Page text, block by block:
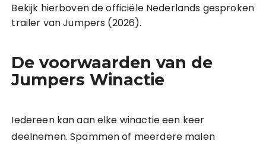
Bekijk hierboven de officiële Nederlands gesproken
trailer van Jumpers (2026).
De voorwaarden van de
Jumpers Winactie
Iedereen kan aan elke winactie een keer
deelnemen. Spammen of meerdere malen